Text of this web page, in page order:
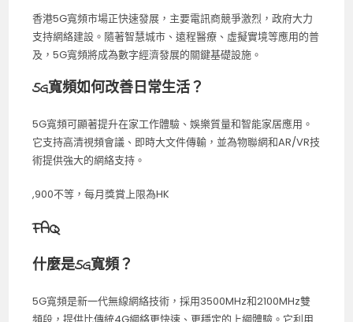
香港5G寬頻市場正快速發展，主要電訊商競爭激烈，政府大力
支持網絡建設。隨著智慧城市、遠程醫療、虛擬實境等應用的普
及，5G寬頻將成為數字經濟發展的關鍵基礎設施。
5G寬頻如何改善日常生活？
5G寬頻可顯著提升在家工作體驗、娛樂質量和智能家居應用。
它支持高清視頻會議、即時大文件傳輸，並為物聯網和AR/VR技
術提供強大的網絡支持。
,900不等，每月獎賞上限為HK
FAQ
什麼是5G寬頻？
5G寬頻是新一代無線網絡技術，採用3500MHz和2100MHz雙